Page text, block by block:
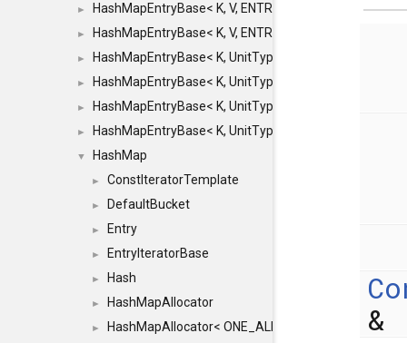
► HashMapEntryBase< K, V, ENTRY_HANDLER,
► HashMapEntryBase< K, V, ENTRY_HANDLER,
► HashMapEntryBase< K, UnitType, ENTRY_HANDLER,
► HashMapEntryBase< K, UnitType, ENTRY_HANDLER,
► HashMapEntryBase< K, UnitType, ENTRY_HANDLER,
► HashMapEntryBase< K, UnitType, ENTRY_HANDLER,
▼ HashMap
► ConstIteratorTemplate
► DefaultBucket
► Entry
► EntryIteratorBase
► Hash
► HashMapAllocator
► HashMapAllocator< ONE_ALLOCATOR,
&